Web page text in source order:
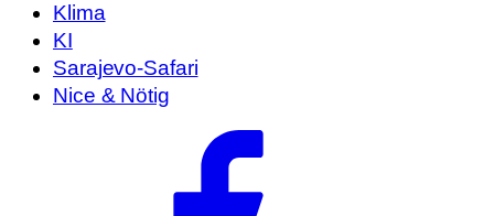
Klima
KI
Sarajevo-Safari
Nice & Nötig